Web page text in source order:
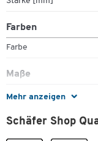
Mehr anzeigen
Farben
Farbe
Maße
Breite [mm]
Länge [mm]
Schäfer Shop